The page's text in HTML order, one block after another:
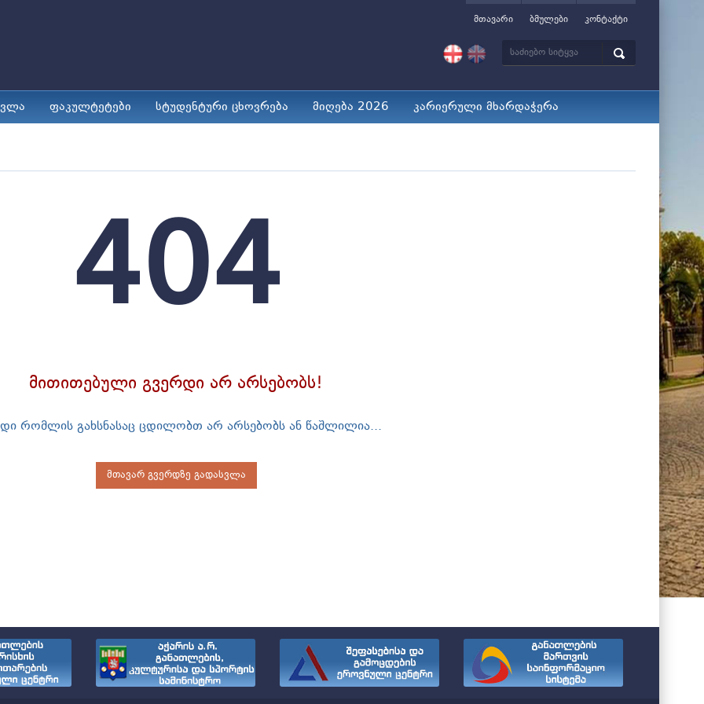
მთავარი ბმულები კონტაქტი
ფაკულტეტები სტუდენტური ცხოვრება მიღება 2026 კარიერული მხარდაჭერა
404
მითითებული გვერდი არ არსებობს!
რომლის გახსნასაც ცდილობთ არ არსებობს ან წაშლილია...
მთავარ გვერდზე გადასვლა